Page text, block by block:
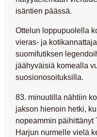
isäntien päässä.
Ottelun loppupuolella
vieras- ja
suomifutiksen
jäähyväisiä komealla
suosionosoituksilla.
83. minuutilla nähtiin
jakson hienoin hetki,
nopeammin päihittänyt
Harjun nurmelle vielä